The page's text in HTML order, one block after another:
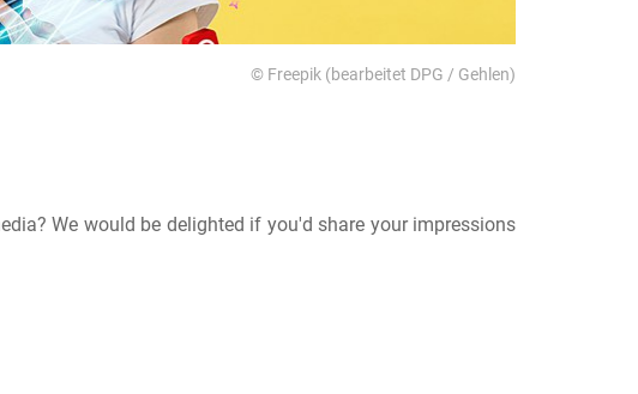
© Freepik (bearbeitet DPG / Gehlen)
We would be delighted if you'd share your impressions